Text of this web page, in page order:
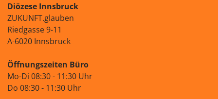
Diözese Innsbruck
ZUKUNFT.glauben
Riedgasse 9-11
A-6020 Innsbruck
Öffnungszeiten Büro
Mo-Di 08:30 - 11:30 Uhr
Do 08:30 - 11:30 Uhr